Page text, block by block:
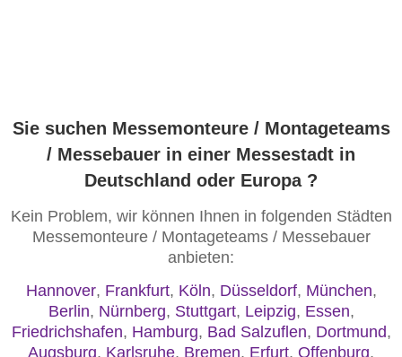
Sie suchen Messemonteure / Montageteams
/ Messebauer in einer Messestadt in
Deutschland oder Europa ?
Kein Problem, wir können Ihnen in folgenden Städten
Messemonteure / Montageteams / Messebauer
anbieten:
Hannover, Frankfurt, Köln, Düsseldorf, München,
Berlin, Nürnberg, Stuttgart, Leipzig, Essen,
Friedrichshafen, Hamburg, Bad Salzuflen, Dortmund,
Augsburg, Karlsruhe, Bremen, Erfurt, Offenburg,